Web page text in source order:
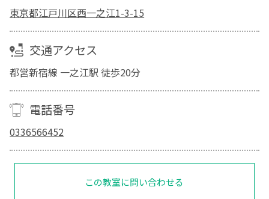
東京都江戸川区西一之江1-3-15
交通アクセス
都営新宿線 一之江駅 徒歩20分
電話番号
0336566452
この教室に問い合わせる